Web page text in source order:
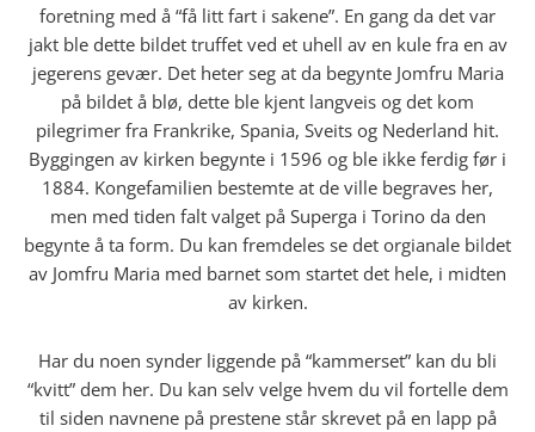
foretning med å “få litt fart i sakene”. En gang da det var
jakt ble dette bildet truffet ved et uhell av en kule fra en av
jegerens gevær. Det heter seg at da begynte Jomfru Maria
på bildet å blø, dette ble kjent langveis og det kom
pilegrimer fra Frankrike, Spania, Sveits og Nederland hit.
Byggingen av kirken begynte i 1596 og ble ikke ferdig før i
1884. Kongefamilien bestemte at de ville begraves her,
men med tiden falt valget på Superga i Torino da den
begynte å ta form. Du kan fremdeles se det orgianale bildet
av Jomfru Maria med barnet som startet det hele, i midten
av kirken.
Har du noen synder liggende på “kammerset” kan du bli
“kvitt” dem her. Du kan selv velge hvem du vil fortelle dem
til siden navnene på prestene står skrevet på en lapp på